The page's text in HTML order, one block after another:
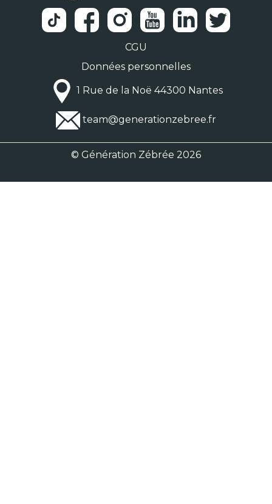
CGU
Données personnelles
1 Rue de la Noë 44300 Nantes
team@generationzebree.fr
© Génération Zébrée 2026